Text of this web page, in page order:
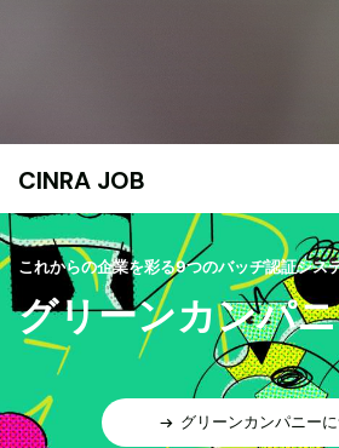
CINRA JOB
これからの企業を彩る9つのバッヂ認証シス
グリーンカンパ
グリーンカンパニー